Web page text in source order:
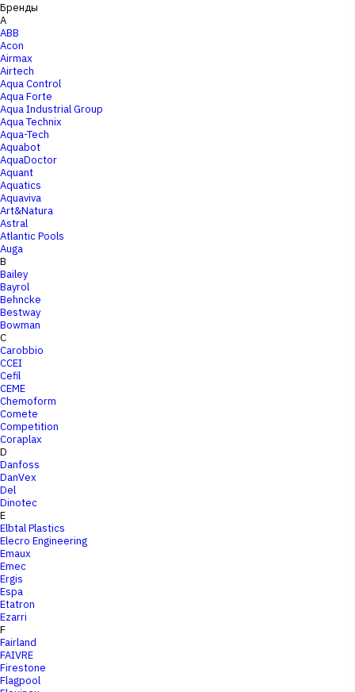
Бренды
A
ABB
Acon
Airmax
Airtech
Aqua Control
Aqua Forte
Aqua Industrial Group
Aqua Technix
Aqua-Tech
Aquabot
AquaDoctor
Aquant
Aquatics
Aquaviva
Art&Natura
Astral
Atlantic Pools
Auga
B
Bailey
Bayrol
Behncke
Bestway
Bowman
C
Carobbio
CCEI
Cefil
CEME
Chemoform
Comete
Competition
Coraplax
D
Danfoss
DanVex
Del
Dinotec
E
Elbtal Plastics
Elecro Engineering
Emaux
Emec
Ergis
Espa
Etatron
Ezarri
F
Fairland
FAIVRE
Firestone
Flagpool